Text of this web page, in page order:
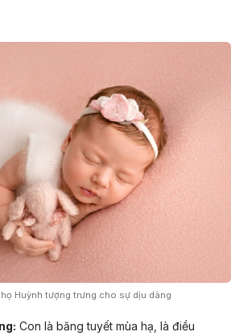
Huỳnh tượng trưng cho sự dịu dàng
Con là băng tuyết mùa hạ, là điều